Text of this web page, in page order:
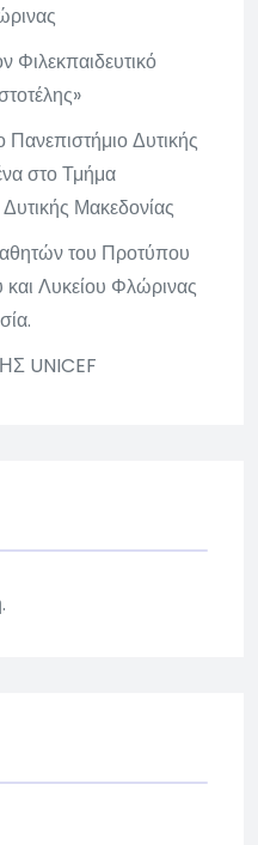
Φιλεκπαιδευτικό
Πανεπιστήμιο Δυτικής
στο Τμήμα
Μακεδονίας
του Προτύπου
και Λυκείου Φλώρινας
UNICEF